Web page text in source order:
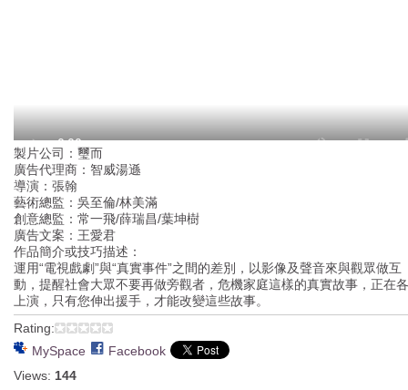
製片公司：璽而
廣告代理商：智威湯遜
導演：張翰
藝術總監：吳至倫/林美滿
創意總監：常一飛/薛瑞昌/葉坤樹
廣告文案：王愛君
作品簡介或技巧描述：
運用“電視戲劇”與“真實事件”之間的差別，以影像及聲音來與觀眾做互
動，提醒社會大眾不要再做旁觀者，危機家庭這樣的真實故事，正在
上演，只有您伸出援手，才能改變這些故事。
Rating:
MySpace
Facebook
Views: 144